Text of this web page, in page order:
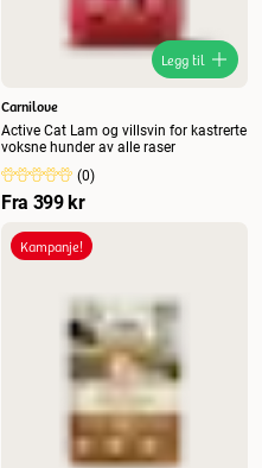
Legg til
Carnilove
Active Cat Lam og villsvin for kastrerte
voksne hunder av alle raser
(0)
Fra 399 kr
Kampanje!